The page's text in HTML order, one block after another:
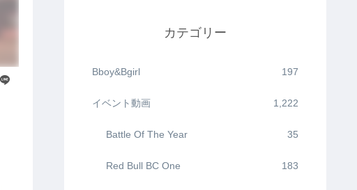
カテゴリー
Bboy&Bgirl 197
イベント動画 1,222
Battle Of The Year 35
Red Bull BC One 183